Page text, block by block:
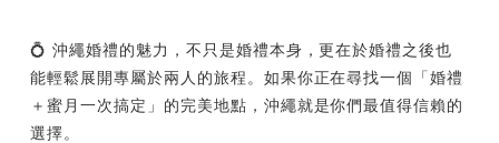
💍 沖繩婚禮的魅力，不只是婚禮本身，更在於婚禮之後也
能輕鬆展開專屬於兩人的旅程。如果你正在尋找一個「婚禮
＋蜜月一次搞定」的完美地點，沖繩就是你們最值得信賴的
選擇。